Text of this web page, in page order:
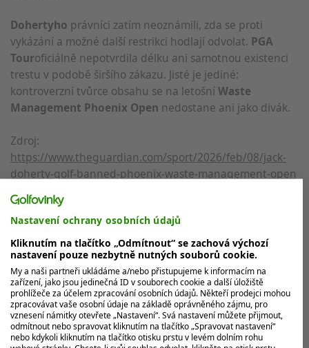
Dohertyho právníci zatím neoznámili, zda se proti
vykázání a možné další restrikci hodlají odvolat. PGA
Touroficiálně nepotvrdila délku ani samotnou existenci
trestu v podobě širšího zákazu. Jisté je jediné:
kontroverzní tvůrce obsahu se na letošní Waste
Management Phoenix Open nedostane ani jako divák.
Zdroj:
https://www.theguardian.com/sport/2026/feb/08/jack-
doherty-golf-banned-phoenix-waste-management-open
https://youtu.be/SYBozLYVPSU?si=v_BltAGQih3sluhv
https://youtube.com/shorts/P86EZ7bhkjk?
si=W3KXjC5VnjaieVD9
MOHLO BY VÁS ZAJÍMAT
Nastavení ochrany osobních údajů
Kliknutím na tlačítko „Odmítnout“ se zachová výchozí
nastavení pouze nezbytně nutných souborů cookie.
My a naši partneři ukládáme a/nebo přistupujeme k informacím na
zařízení, jako jsou jedinečná ID v souborech cookie a další úložiště
prohlížeče za účelem zpracování osobních údajů. Někteří prodejci mohou
zpracovávat vaše osobní údaje na základě oprávněného zájmu, pro
vznesení námitky otevřete „Nastavení“. Svá nastavení můžete přijmout,
odmítnout nebo spravovat kliknutím na tlačítko „Spravovat nastavení“
nebo kdykoli kliknutím na tlačítko otisku prstu v levém dolním rohu